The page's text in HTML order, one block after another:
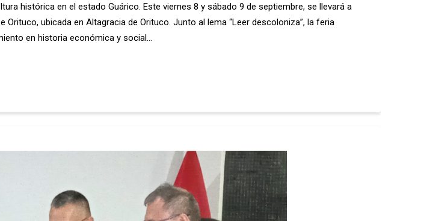
histórica en el estado Guárico. Este viernes 8 y sábado 9 de septiembre, se llevará a
ubicada en Altagracia de Orituco. Junto al lema “Leer descoloniza”, la feria
en historia económica y social…